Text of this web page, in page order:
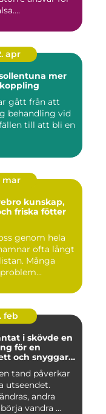
apr
mer
gått från att
behandling vid
till att bli en
mar
friska fötter
genom hela
ofta långt
Många
feb
i skövde en
för en
och snyggare
tand påverkar
utseendet.
andra
vandra ...